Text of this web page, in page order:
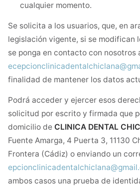
cualquier momento.
Se solicita a los usuarios, que, en
legislación vigente, si se modifican
se ponga en contacto con nosotros
finalidad de mantener los datos
Podrá acceder y ejercer esos
solicitud por escrito y firmada que
domicilio de CLINICA DENTAL
Fuente Amarga, 4 Puerta 3, 11130
Frontera (Cádiz) o enviando un
ambos casos una prueba de